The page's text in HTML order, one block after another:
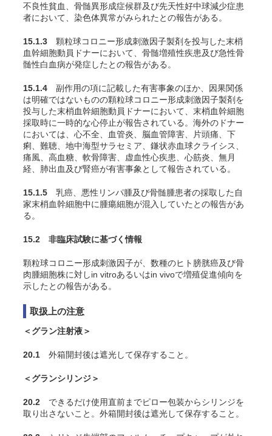
不良性貧血、骨髄異形成症候群及び先天性好中球減少症患
者において、染色体異常がみられたとの報告がある。
15.1.3 顆粒球コロニー形成刺激因子製剤を投与した末梢
血幹細胞動員ドナーにおいて、骨髄増殖性疾患及び急性骨
髄性白血病が発症したとの報告がある。
15.1.4 副作用の項に記載した有害事象のほか、因果関係
は明確ではないものの顆粒球コロニー形成刺激因子製剤を
投与した末梢血幹細胞動員ドナーにおいて、末梢血幹細胞
採取時に一時的な心停止が報告されている。海外のドナー
においては、心不全、血管炎、脳血管障害、片頭痛、下
痢、難聴、地中海型サラセミア、鎌状赤血球クライシス、
痛風、高血糖、軟骨障害、虚血性心疾患、心筋炎、無月
経、肺出血及び腎癌が有害事象として報告されている。
15.1.5 乳癌、悪性リンパ腫及び骨髄腫患者の採取した自
家末梢血幹細胞中に腫瘍細胞が混入していたとの報告があ
る。
15.2 非臨床試験に基づく情報
顆粒球コロニー形成刺激因子が、数種のヒト膀胱癌及び骨
肉腫細胞株に対しin vitroあるいはin vivoで増殖促進傾向を
示したとの報告がある。
取扱上の注意
＜グラン注射液＞
20.1 外箱開封後は遮光して保存すること。
＜グランシリンジ＞
20.2 できるだけ使用直前までピロー包装からシリンジを
取り出さないこと。外箱開封後は遮光して保存すること。